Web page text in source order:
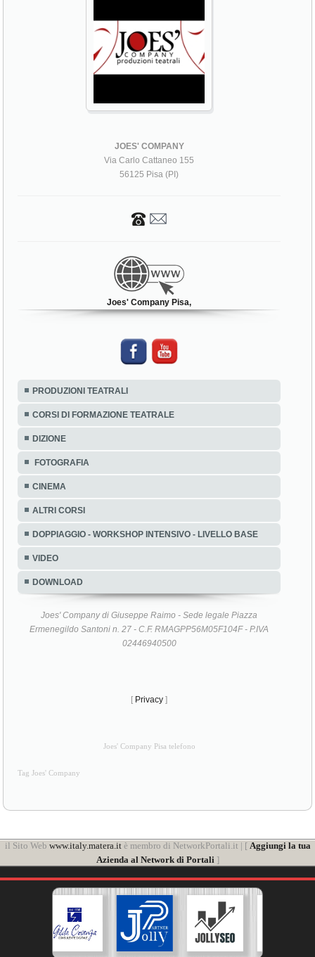
JOES' COMPANY
Via Carlo Cattaneo 155
56125 Pisa (PI)
Joes' Company Pisa,
PRODUZIONI TEATRALI
CORSI DI FORMAZIONE TEATRALE
DIZIONE
FOTOGRAFIA
CINEMA
ALTRI CORSI
DOPPIAGGIO - WORKSHOP INTENSIVO - LIVELLO BASE
VIDEO
DOWNLOAD
Joes' Company di Giuseppe Raimo - Sede legale Piazza
Ermenegildo Santoni n. 27 - C.F. RMAGPP56M05F104F - P.IVA
02446940500
[ Privacy ]
Joes' Company Pisa telefono
Tag Joes' Company
il Sito Web www.italy.matera.itè membro di NetworkPortali.it | [ Aggiungi la tua
Azienda al Network di Portali ]